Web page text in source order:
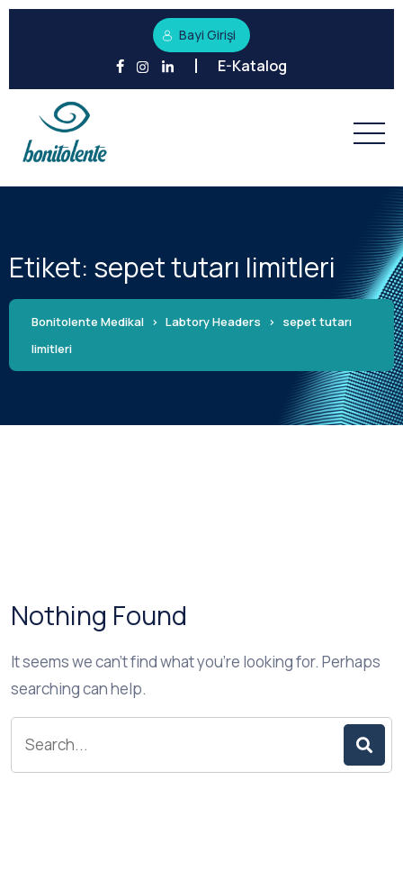
Bayi Girişi
E-Katalog
Etiket: sepet tutarı limitleri
Bonitolente Medikal > Labtory Headers >
sepet tutarı
limitleri
Nothing Found
It seems we can’t find what you’re looking for. Perhaps
searching can help.